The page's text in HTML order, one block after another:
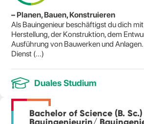
– Planen, Bauen, Konstruieren
Als Bauingenieur beschäftigst du dich
Herstellung, der Konstruktion, dem
Ausführung von Bauwerken und
Dienst (...)
Duales Studium
Bachelor of Science (B. Sc.)
Bauingenieurin/